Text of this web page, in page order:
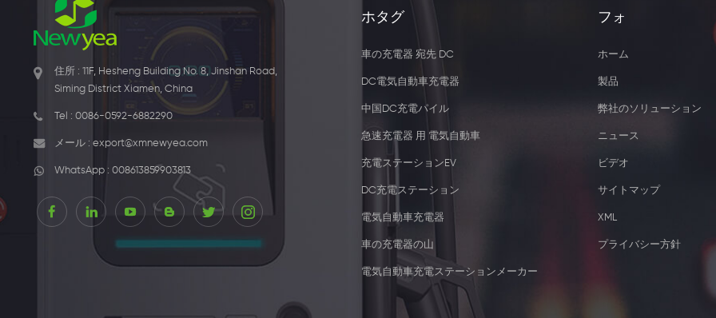
住所 : 11F, Hesheng Building No. 8, Jinshan Road,
Siming District Xiamen, China
Tel : 0086-0592-6882290
メール : export@xmnewyea.com
WhatsApp : 008613859903813
ホタグ
車の充電器 宛先 DC
DC電気自動車充電器
中国DC充電パイル
急速充電器 用 電気自動車
充電ステーションEV
DC充電ステーション
電気自動車充電器
車の充電器の山
電気自動車充電ステーションメーカー
フォ
ホーム
製品
弊社のソリューション
ニュース
ビデオ
サイトマップ
XML
プライバシー方針
15W ワイヤレス充電器レシー
バー
器 ソケット